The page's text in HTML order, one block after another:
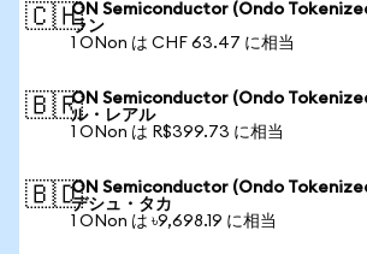
🇨🇭ON Semiconductor (Ondo
ラン
1 ONon は CHF 63.47 に相当
🇧🇷ON Semiconductor (Ondo
ル・レアル
1 ONon は R$399.73 に相当
🇧🇩ON Semiconductor (Ondo
デシュ・タカ
1 ONon は ৳9,698.19 に相当